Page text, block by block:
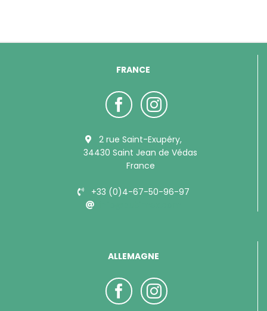
FRANCE
2 rue Saint-Exupéry,
34430 Saint Jean de Védas
France
+33 (0)4-67-50-96-97
ALLEMAGNE